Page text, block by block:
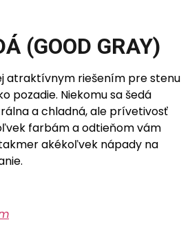
(GOOD GRAY)
atraktívnym riešením pre stenu
pozadie. Niekomu sa šedá
a chladná, ale prívetivosť
farbám a odtieňom vám
akékoľvek nápady na